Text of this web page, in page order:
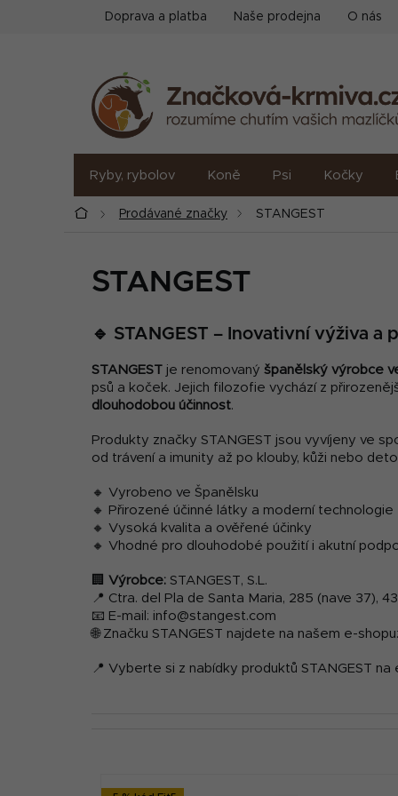
Doprava a platba Naše prodejna O nás
Ryby, rybolov Koně Psi Kočky
DomůProdávané značky STANGEST
STANGEST
🔹 STANGEST – Inovativní výživa a
STANGEST je renomovaný španělský výrobce
psů a koček. Jejich filozofie vychází z
dlouhodobou účinnost.
Produkty značky STANGEST jsou vyvíjeny ve
od trávení a imunity až po klouby, kůži nebo
🔸 Vyrobeno ve Španělsku
🔸 Přirozené účinné látky a moderní technologie
🔸 Vysoká kvalita a ověřené účinky
🔸 Vhodné pro dlouhodobé použití i akutní
🏢 Výrobce: STANGEST, S.L.
📍 Ctra. del Pla de Santa Maria, 285 (nave 37),
📧 E-mail: info@stangest.com
🌐 Značku STANGEST najdete na našem e-shopu:
📍 Vyberte si z nabídky produktů STANGEST na